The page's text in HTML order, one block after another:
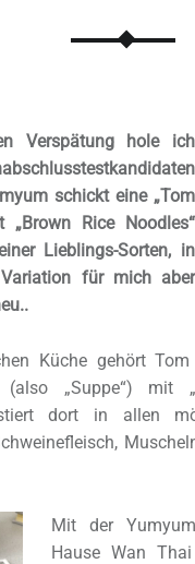
Verspätung hole ich
schickt eine „Tom
Rice Noodles“
Lieblings-Sorten, in
für mich aber
Küche gehört
(also „Suppe“) mit
dort in allen
Mit der
Hause Wan